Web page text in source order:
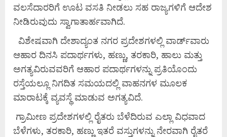
ವಲಸೆದಾರರಿಗೆ ಊಟ ವಸತಿ ನೀಡಲು ಸಹ ರಾಜ್ಯಗಳಿಗೆ ಆದೇಶ
ನೀಡಿರುವುದು ಸ್ವಾಗಾತಾರ್ಹವಾಗಿದೆ.
ವಿಶೇಷವಾಗಿ ದೇಶಾದ್ಯಂತ ನಗರ ಪ್ರದೇಶಗಳಲ್ಲಿ ವಾರ್ಡ್‌ವಾರು
ಆಹಾರ ದಿನಸಿ ಪದಾರ್ಥಗಳು, ಹಣ್ಣು, ತರಕಾರಿ, ಹಾಲು ಮತ್ತು
ಅಗತ್ಯವಿರುವವರಿಗೆ ಆಹಾರ ಪದಾರ್ಥಗಳನ್ನು ಪ್ರತಿಯೊಂದು
ರಸ್ತೆಯಲ್ಲೂ ನಿಗದಿತ ಸಮಯದಲ್ಲಿ ವಾಹನಗಳ ಮೂಲಕ
ಮಾರಾಟಕ್ಕೆ ವ್ಯವಸ್ಥೆ ಮಾಡುವ ಅಗತ್ಯವಿದೆ.
ಗ್ರಾಮೀಣ ಪ್ರದೇಶಗಳಲ್ಲಿ ರೈತರು ಬೆಳೆದಿರುವ ಎಲ್ಲಾ ವಿಧವಾದ
ಬೆಳೆಗಳು, ತರಕಾರಿ, ಹಣ್ಣು ಇತರೆ ವಸ್ತುಗಳನ್ನು ನೇರವಾಗಿ ರೈತರೆ